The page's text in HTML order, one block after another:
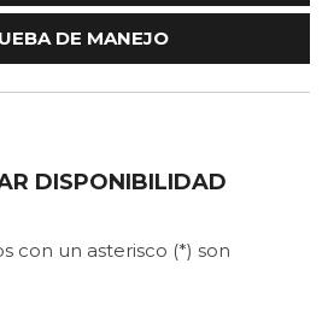
DE MANEJO
DISPONIBILIDAD